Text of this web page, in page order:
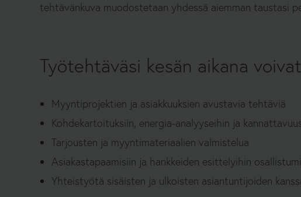
tehtävänkuva muodostetaan yhdessä aiemman taustasi
Työtehtäväsi kesän aikana
Myyntiprojektien ja asiakkuuksien avustavia tehtäviä
Kohdekartoituksiin, energia-analyyseihin ja
Tarjousten ja myyntimateriaalien valmistelua
Asiakastapaamisiin ja hankkeiden esittelyihin
Yhteistyötä sisäisten ja ulkoisten asiantuntijoiden